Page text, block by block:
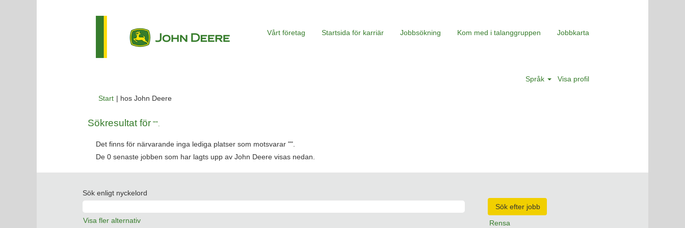
Vårt företag Startsida för karriär Jobbsökning Kom med i talanggruppen Jobbkarta
Språk Visa profil
Start | hos John Deere(aktuell
Sökresultat för "".
Det finns för närvarande inga lediga platser som motsvarar "".
De 0 senaste jobben som har lagts upp av John Deere visas nedan.
Sök enligt nyckelord
Visa fler alternativ Rensa